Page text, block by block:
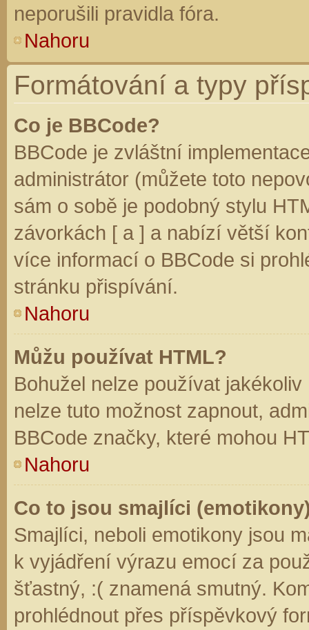
neporušili pravidla fóra.
Nahoru
Formátování a typy
Co je BBCode?
BBCode je zvláštní
administrátor (můžete toto
sám o sobě je podobný stylu
závorkách [ a ] a nabízí větší
více informací o BBCode si
stránku přispívání.
Nahoru
Můžu používat HTML?
Bohužel nelze používat
nelze tuto možnost zapnout,
BBCode značky, které mohou
Nahoru
Co to jsou smajlíci
Smajlíci, neboli emotikony jsou
k vyjádření výrazu emocí za
šťastný, :( znamená smutný.
prohlédnout přes příspěvkový